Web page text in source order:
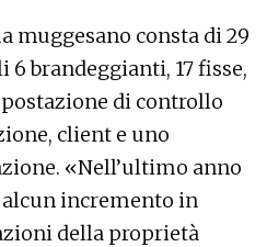
muggesano consta di 29
6 brandeggianti, 17 fisse,
postazione di controllo
client e uno
«Nell’ultimo anno
incremento in
della proprietà